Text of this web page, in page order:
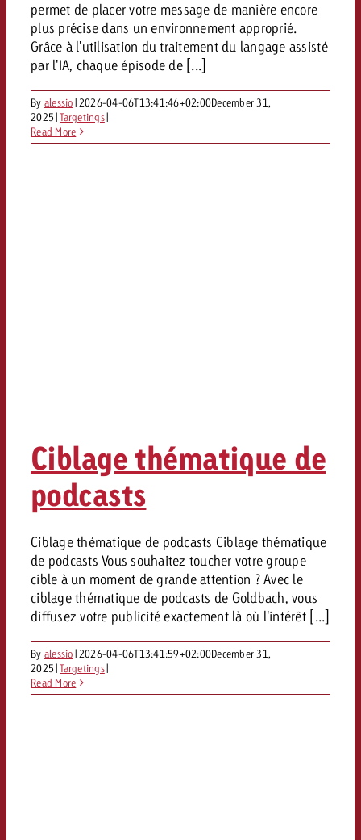
permet de placer votre message de manière encore
plus précise dans un environnement approprié.
Grâce à l'utilisation du traitement du langage assisté
par l'IA, chaque épisode de [...]
By alessio| 2026-04-06T13:41:46+02:00December 31,
2025|Targetings|
Read More
Ciblage thématique de
podcasts
Ciblage thématique de podcasts Ciblage thématique
de podcasts Vous souhaitez toucher votre groupe
cible à un moment de grande attention ? Avec le
ciblage thématique de podcasts de Goldbach, vous
diffusez votre publicité exactement là où l'intérêt [...]
By alessio| 2026-04-06T13:41:59+02:00December 31,
2025|Targetings|
Read More